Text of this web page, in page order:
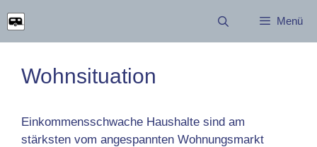
Inhalt
springen
Menü
Wohnsituation
Einkommensschwache Haushalte sind am
stärksten vom angespannten Wohnungsmarkt